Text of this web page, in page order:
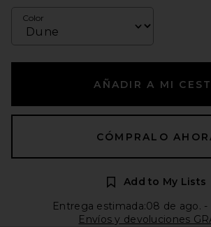
Color
AÑADIR A MI
CÓMPRALO
Add to My Lists
Entrega estimada:08 de ago. -
Envíos y devoluciones